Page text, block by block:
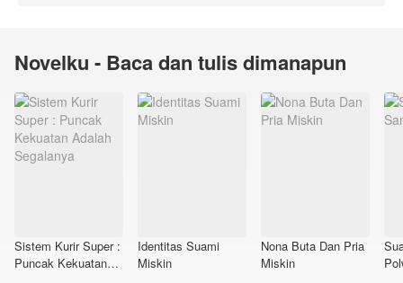
Novelku - Baca dan tulis dimanapun
Sistem Kurir Super :
Puncak Kekuatan
Identitas Suami
Miskin
Nona Buta Dan Pria
Miskin